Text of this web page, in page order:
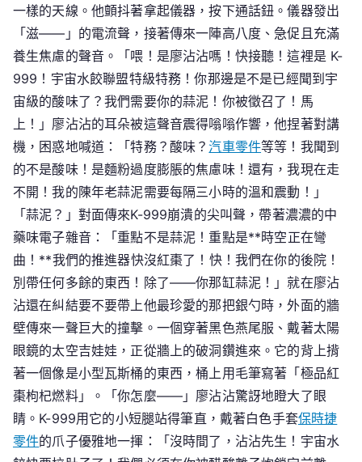
一樣的天線。他顫抖著拿起儀器，按下通話鈕。儀器發出
「滋——」的電流聲，接著傳來一陣高八度、急促且充滿
養生焦慮的聲音。「喂！是廖沾沾嗎！快接聽！這裡是 K-
999！宇宙水餃聯盟特級特務！你那邊是不是已經聞到宇
宙級的酸味了？我們需要你的蒜泥！你被徵召了！馬
上！」廖沾沾的耳朵被這聲音震得嗡嗡作響，他捏著對講
機，困惑地喊道：「特務？酸味？汽車零件等等！我聞到
的不是酸味！是麵粉過度膨脹的焦慮味！還有，我現在走
不開！我的陳年老蒜泥需要每隔三小時的溫和震動！」
「蒜泥？」對面傳來K-999崩潰的尖叫聲，帶著濃濃的中
藥味電子雜音：「重點不是蒜泥！重點是**時空正在彎
曲！**我們的推進器快沒紅棗了！快！我們在你的後院！
別帶任何多餘的東西！除了——你那缸蒜泥！」就在廖沾
沾還在糾結要不要帶上他最珍愛的那把銀勺時，外面的牆
壁傳來一聲巨大的撞擊。一個穿著黑色燕尾服、戴著太陽
眼鏡的太空吉娃娃，正從牆上的破洞鑽進來。它的背上揹
著一個像是小型瓦斯桶的東西，桶上用毛筆寫著「極品紅
棗枸杞燃料」。「你怎麼——」廖沾沾驚訝地瞪大了眼
睛。K-999用它的小短腿站得筆直，戴著白色手套保時捷
零件的爪子優雅地一揮：「沒時間了，沾沾先生！宇宙水